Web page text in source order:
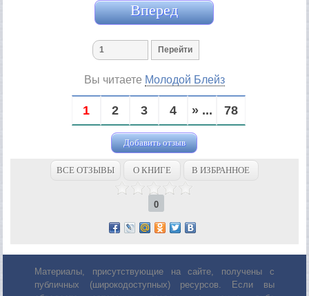
Вперед
Вы читаете Молодой Блейз
1 2 3 4 » ... 78
Добавить отзыв
ВСЕ ОТЗЫВЫ О КНИГЕ В ИЗБРАННОЕ
0
Материалы, присутствующие на сайте, получены с
публичных (широкодоступных) ресурсов. Если вы